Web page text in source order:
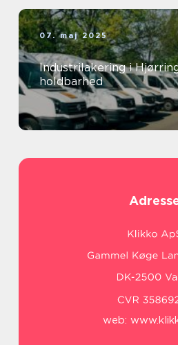
07. maj 2025
Industrilakering i
holdbarhed
web: